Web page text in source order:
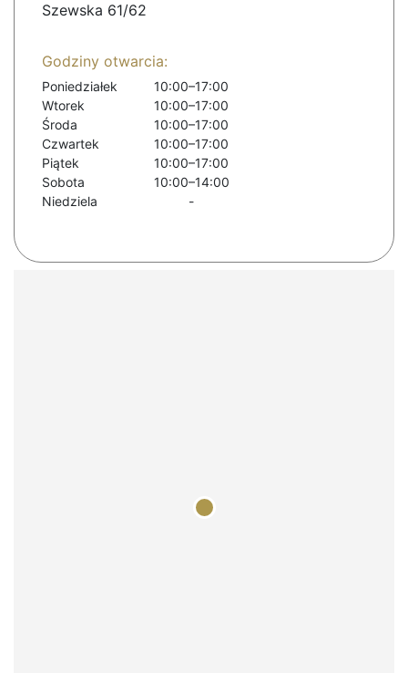
Szewska 61/62
Godziny otwarcia:
Poniedziałek
10:00–17:00
Wtorek
10:00–17:00
Środa
10:00–17:00
Czwartek
10:00–17:00
Piątek
10:00–17:00
Sobota
10:00–14:00
Niedziela
-